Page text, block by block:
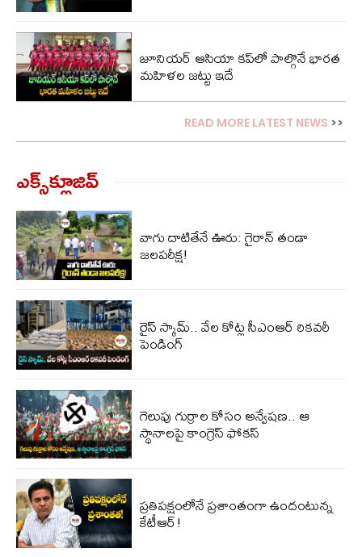
జూనియర్ ఆసియా కప్‌లో పాల్గొనే భారత
మహిళల జట్టు ఇదే
READ MORE LATEST NEWS >>
ఎక్స్‌క్లూజివ్‌
వాగు దాటితేనే ఊరు: గైరాన్ తండా
జలపరీక్ష!
రైస్ స్కామ్.. వేల కోట్ల‌ సీఎంఆర్ రికవరీ
పెండింగ్
గెలుపు గుర్రాల కోసం అన్వేషణ.. ఆ
స్థానాలపై కాంగ్రెస్ ఫోకస్
ప్ర‌తిప‌క్షంలోనే ప్ర‌శాంతంగా ఉందంటున్న
కేటీఆర్!